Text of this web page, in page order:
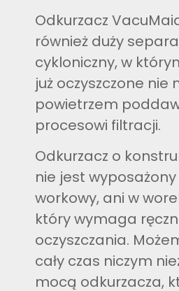
Odkurzacz
również duży
cykloniczny, w
już oczyszczone nie
powietrzem
procesowi filtracji.
Odkurzacz o
nie jest
workowy, ani w
który wymaga
oczyszczania.
cały czas niczym
mocą odkurzacza,